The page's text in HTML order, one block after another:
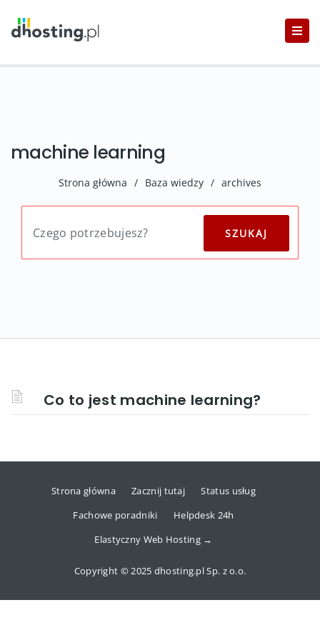
machine learning
Strona główna / Baza wiedzy / archives
Co to jest machine learning?
Strona główna Zacznij tutaj
Status usług
Fachowe poradniki
Helpdesk 24h
Elastyczny Web Hosting →
Copyright © 2025 dhosting.pl Sp. z o.o.